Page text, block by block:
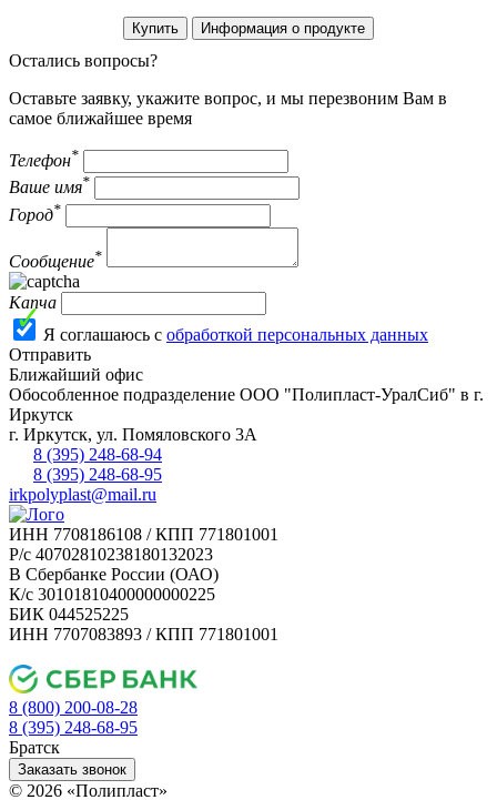
Купить Информация о продукте
Остались вопросы?
Оставьте заявку, укажите вопрос, и мы перезвоним Вам в
самое ближайшее время
Телефон*
Ваше имя*
Город*
Сообщение*
Капча
Я соглашаюсь с обработкой персональных данных
Отправить
Ближайший офис
Обособленное подразделение ООО "Полипласт-УралСиб" в г.
Иркутск
г. Иркутск, ул. Помяловского 3А
8 (395) 248-68-94
8 (395) 248-68-95
irkpolyplast@mail.ru
ИНН 7708186108 / КПП 771801001
Р/с 40702810238180132023
В Сбербанке России (ОАО)
К/с 30101810400000000225
БИК 044525225
ИНН 7707083893 / КПП 771801001
8 (800) 200-08-28
8 (395) 248-68-95
Братск
Заказать звонок
© 2026 «Полипласт»